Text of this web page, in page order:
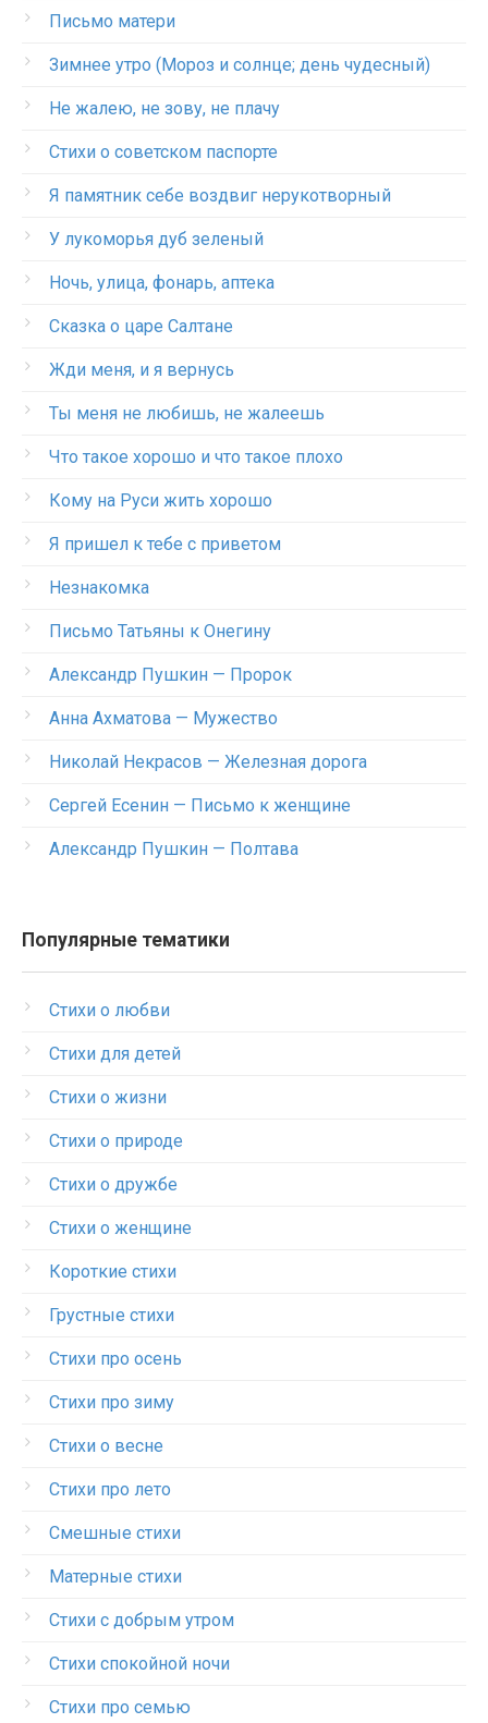
Письмо матери
Зимнее утро (Мороз и солнце; день чудесный)
Не жалею, не зову, не плачу
Стихи о советском паспорте
Я памятник себе воздвиг нерукотворный
У лукоморья дуб зеленый
Ночь, улица, фонарь, аптека
Сказка о царе Салтане
Жди меня, и я вернусь
Ты меня не любишь, не жалеешь
Что такое хорошо и что такое плохо
Кому на Руси жить хорошо
Я пришел к тебе с приветом
Незнакомка
Письмо Татьяны к Онегину
Александр Пушкин — Пророк
Анна Ахматова — Мужество
Николай Некрасов — Железная дорога
Сергей Есенин — Письмо к женщине
Александр Пушкин — Полтава
Популярные тематики
Стихи о любви
Стихи для детей
Стихи о жизни
Стихи о природе
Стихи о дружбе
Стихи о женщине
Короткие стихи
Грустные стихи
Стихи про осень
Стихи про зиму
Стихи о весне
Стихи про лето
Смешные стихи
Матерные стихи
Стихи с добрым утром
Стихи спокойной ночи
Стихи про семью